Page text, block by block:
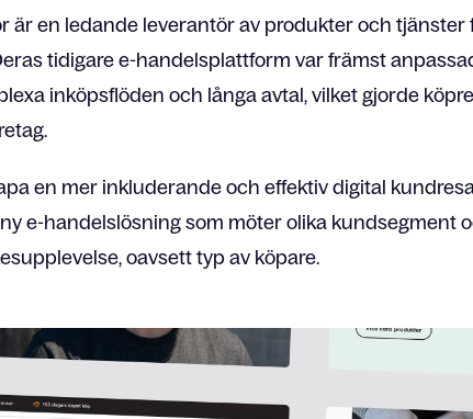
är en ledande leverantör av produkter och tjänster
tidigare e-handelsplattform var främst
inköpsflöden och långa avtal, vilket gjorde
en mer inkluderande och effektiv digital
e-handelslösning som möter olika kundsegment
oavsett typ av köpare.